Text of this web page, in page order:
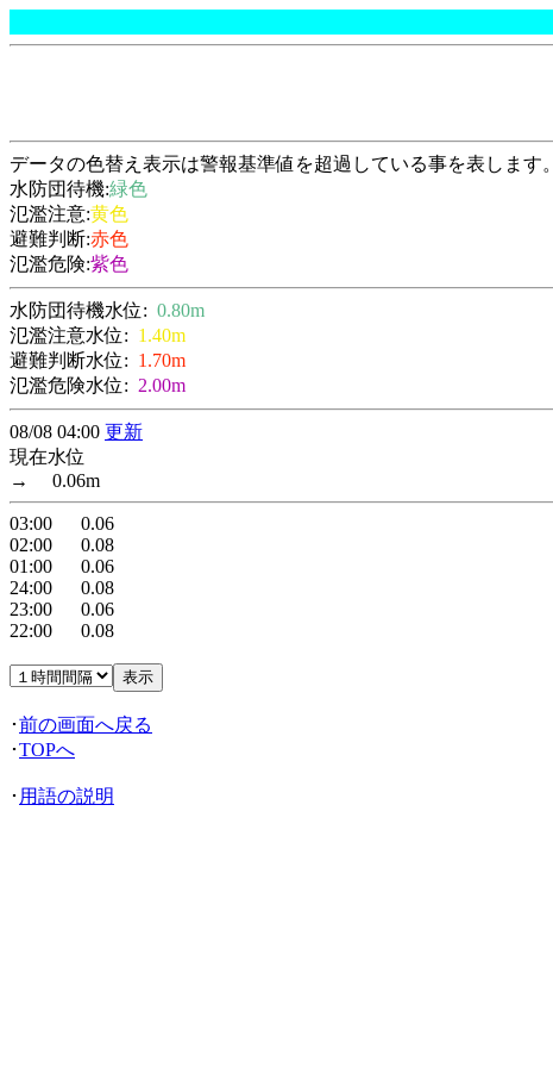
データの色替え表示は警報基準値を超過している事を表します。
水防団待機:緑色
氾濫注意:黄色
避難判断:赤色
氾濫危険:紫色
水防団待機水位: 0.80m
氾濫注意水位: 1.40m
避難判断水位: 1.70m
氾濫危険水位: 2.00m
08/08 04:00 更新
現在水位
→ 0.06m
03:00 0.06
02:00 0.08
01:00 0.06
24:00 0.08
23:00 0.06
22:00 0.08
･前の画面へ戻る
･TOPへ
･ 用語の説明